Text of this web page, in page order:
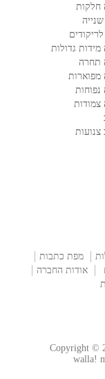
חלקות
גדולות
תחרה
מפת כתבות
אודות החברה
walla!